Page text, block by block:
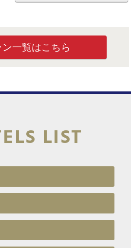
ン一覧はこちら
LIST